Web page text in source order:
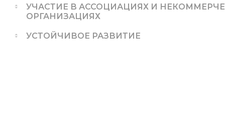
УЧАСТИЕ В АССОЦИАЦИЯХ И
ОРГАНИЗАЦИЯХ
УСТОЙЧИВОЕ РАЗВИТИЕ